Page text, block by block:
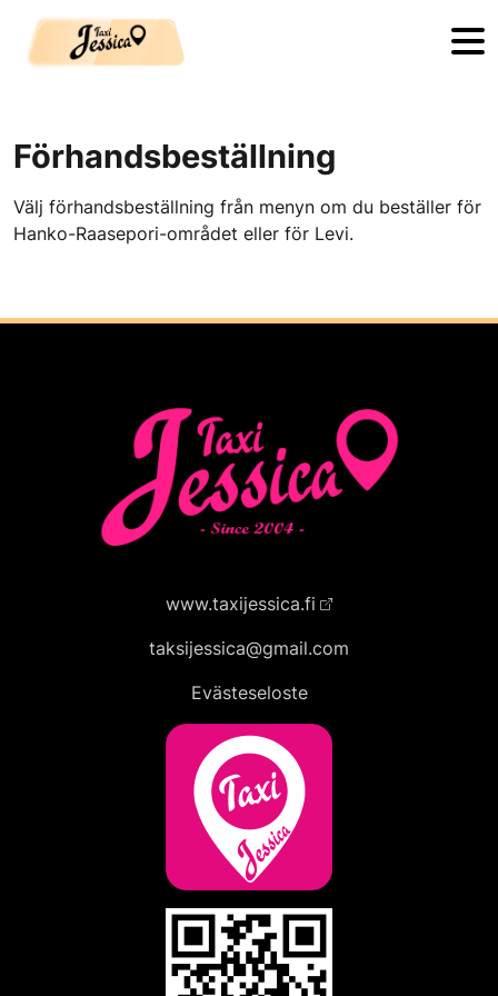
Skip to main content
Förhandsbeställning
Välj förhandsbeställning från menyn om du beställer för
Hanko-Raasepori-området eller för Levi.
www.taxijessica.fi
taksijessica@gmail.com
Evästeseloste